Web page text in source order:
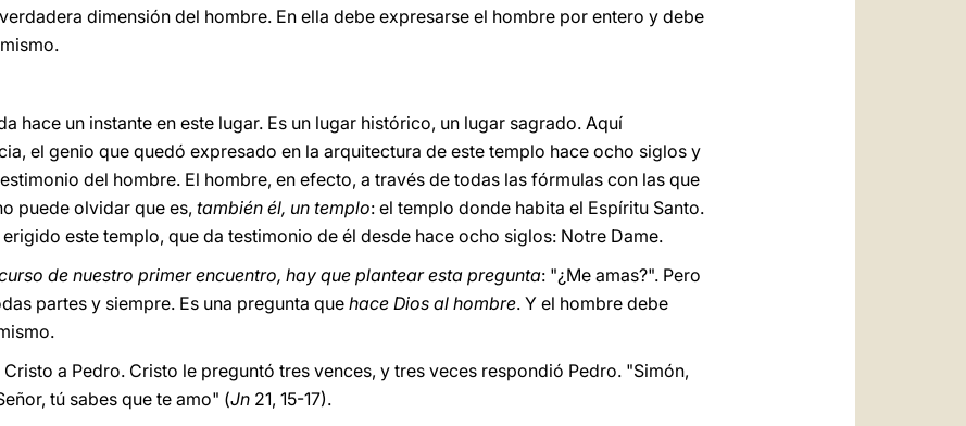
dimensión del hombre. En ella debe expresarse el hombre por entero y debe
hace un instante en este lugar. Es un lugar histórico, un lugar sagrado. Aquí
el genio que quedó expresado en la arquitectura de este templo hace ocho siglos y
del hombre. El hombre, en efecto, a través de todas las fórmulas con las que
puede olvidar que es, también él, un templo: el templo donde habita el Espíritu Santo.
este templo, que da testimonio de él desde hace ocho siglos: Notre Dame.
de nuestro primer encuentro, hay que plantear esta pregunta: "¿Me amas?". Pero
partes y siempre. Es una pregunta que hace Dios al hombre. Y el hombre debe
a Pedro. Cristo le preguntó tres vences, y tres veces respondió Pedro. "Simón,
tú sabes que te amo" (Jn 21, 15-17).